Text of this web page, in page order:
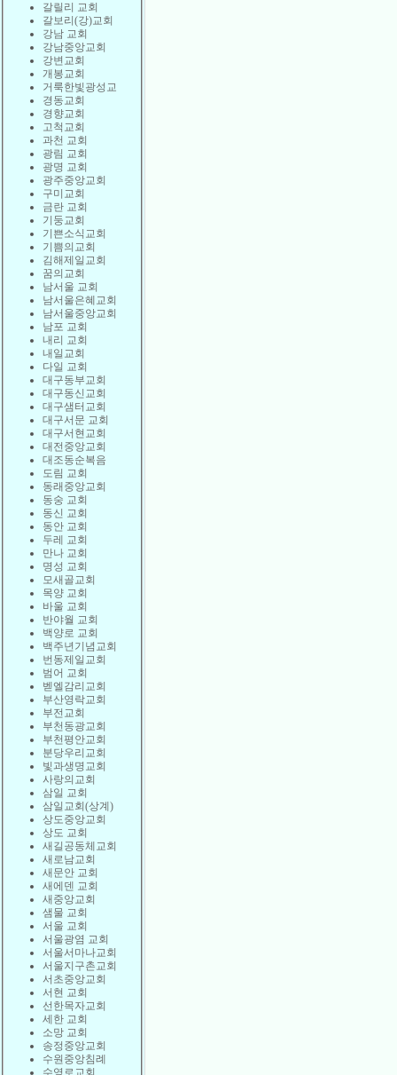
갈릴리 교회
갈보리(강)교회
강남 교회
강남중앙교회
강변교회
개봉교회
거룩한빛광성교
경동교회
경향교회
고척교회
과천 교회
광림 교회
광명 교회
광주중앙교회
구미교회
금란 교회
기둥교회
기쁜소식교회
기쁨의교회
김해제일교회
꿈의교회
남서울 교회
남서울은혜교회
남서울중앙교회
남포 교회
내리 교회
내일교회
다일 교회
대구동부교회
대구동신교회
대구샘터교회
대구서문 교회
대구서현교회
대전중앙교회
대조동순복음
도림 교회
동래중앙교회
동숭 교회
동신 교회
동안 교회
두레 교회
만나 교회
명성 교회
모새골교회
목양 교회
바울 교회
반야월 교회
백양로 교회
백주년기념교회
번동제일교회
범어 교회
벧엘감리교회
부산영락교회
부전교회
부천동광교회
부천평안교회
분당우리교회
빛과생명교회
사랑의교회
삼일 교회
삼일교회(상계)
상도중앙교회
상도 교회
새길공동체교회
새로남교회
새문안 교회
새에덴 교회
새중앙교회
샘물 교회
서울 교회
서울광염 교회
서울서마나교회
서울지구촌교회
서초중앙교회
서현 교회
선한목자교회
세한 교회
소망 교회
송정중앙교회
수원중앙침례
수영로교회